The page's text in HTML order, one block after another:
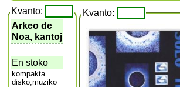
Kvanto:
Arkeo de
Noa, kantoj
En stoko
kompakta
disko,muziko
Kvanto: